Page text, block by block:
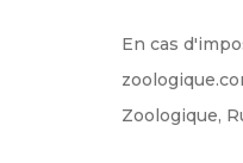
En cas
Zoologique,